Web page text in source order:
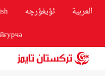
العربية ئۇيغۇرچە